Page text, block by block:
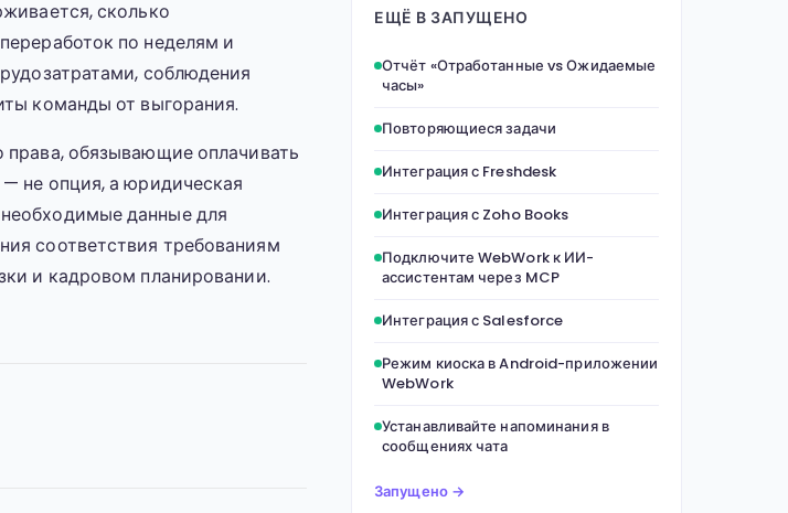
сколько
по неделям и
соблюдения
команды от выгорания.
обязывающие оплачивать
не опция, а юридическая
данные для
соответствия требованиям
и кадровом планировании.
ЕЩЁ В ЗАПУЩЕНО
Отчёт «Отработанные vs Ожидаемые
часы»
Повторяющиеся задачи
Интеграция с Freshdesk
Интеграция с Zoho Books
Подключите WebWork к ИИ-
ассистентам через MCP
Интеграция с Salesforce
Режим киоска в Android-приложении
WebWork
Устанавливайте напоминания в
сообщениях чата
Запущено →